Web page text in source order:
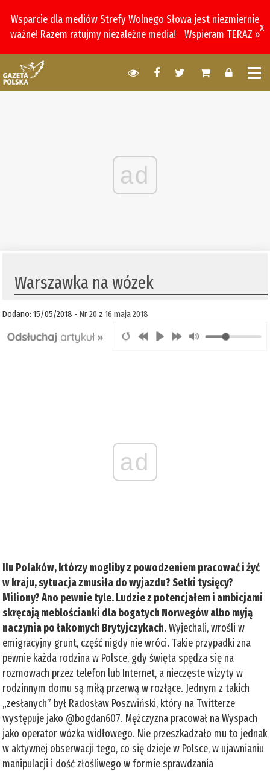
Wsparcie dla mediów Strefy Wolnego Słowa jest niezmiernie
ważne! Razem ratujmy niezależne media!
Wspieram TERAZ »
x
ad
Warszawka na wózek
Dodano: 15/05/2018 -Nr 20 z 16 maja 2018
ad
Ilu Polaków, którzy mogliby z powodzeniem pracować i żyć
w kraju, sytuacja zmusiła do wyjazdu? Setki tysięcy?
Miliony? Ano pewnie tyle. Ludzie z potencjałem i ambicjami
skręcają meblościanki dla bogatych Norwegów albo myją
naczynia po łakomych Brytyjczykach.Wyjechali, wrośli w
emigracyjny grunt, część nigdy nie wróci. Takie przypadki zna
pewnie każda rodzina w Polsce, gdy święta spędza się na
rozmowach przez telefon lub Internet, a nieczęste wizyty w
rodzinnym domu są miłą przerwą w rozłące. Jednym z takich
„zesłanych” był Radosław Poszwiński, który na Twitterze
występuje jako @bogdan607. Mężczyzna pracował na Wyspach
jako operator wózka widłowego. Nie przeszkadzało mu to jednak
w aktywnej obserwacji tego, co się dzieje w Polsce, w ujawnianiu
manipulacji i dość złośliwego w formie sprawdzania